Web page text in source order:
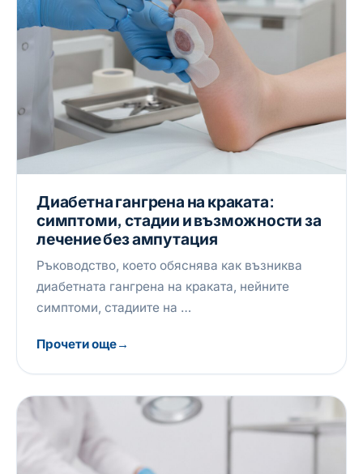
Диабетна гангрена на краката:
симптоми, стадии и възможности за
лечение без ампутация
Ръководство, което обяснява как възниква
диабетната гангрена на краката, нейните
симптоми, стадиите на …
Прочети още